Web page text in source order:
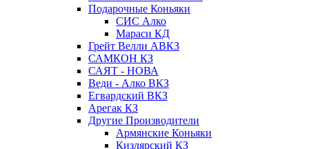
Подарочные Коньяки
СИС Алко
Мараси КД
Грейт Велли АВКЗ
САМКОН КЗ
САЯТ - НОВА
Веди - Алко ВКЗ
Егвардский ВКЗ
Арегак КЗ
Другие Производители
Армянские Коньяки
Кизлярский КЗ